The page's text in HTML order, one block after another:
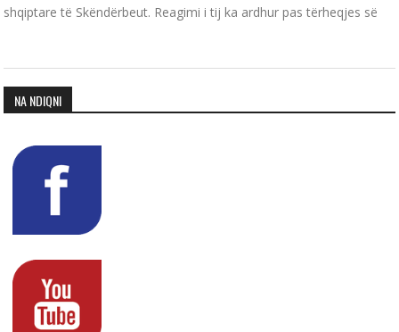
shqiptare të Skëndërbeut. Reagimi i tij ka ardhur pas tërheqjes së
NA NDIQNI